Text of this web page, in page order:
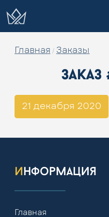
Главная / Заказы
заказ
21 декабря 2020
информация
Главная